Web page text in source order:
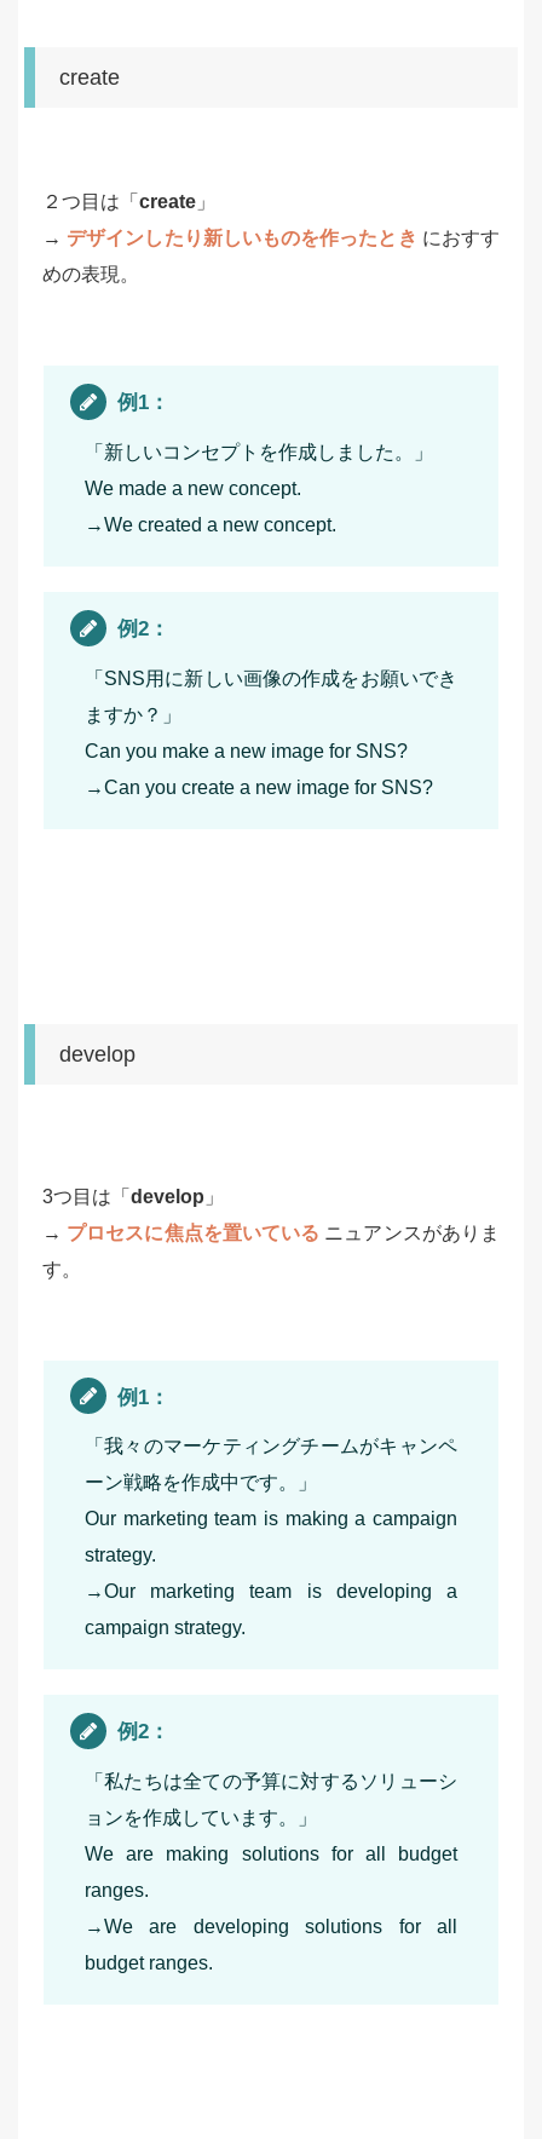
create
２つ目は「 create 」
→ デザインしたり新しいものを作ったとき におすす
めの表現。
例1：
「新しいコンセプトを作成しました。」
We made a new concept.
→We created a new concept.
例2：
「SNS用に新しい画像の作成をお願いでき
ますか？」
Can you make a new image for SNS?
→Can you create a new image for SNS?
develop
3つ目は「 develop 」
→ プロセスに焦点を置いている ニュアンスがありま
す。
例1：
「我々のマーケティングチームがキャンペ
ーン戦略を作成中です。」
Our marketing team is making a campaign
strategy.
→Our marketing team is developing a
campaign strategy.
例2：
「私たちは全ての予算に対するソリューシ
ョンを作成しています。」
We are making solutions for all budget
ranges.
→We are developing solutions for all
budget ranges.